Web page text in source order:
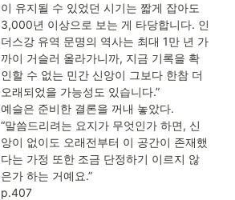
이 유지될 수 있었던 시기는 짧게 잡아도
3,000년 이상으로 보는 게 타당합니다. 인
더스강 유역 문명의 역사는 최대 1만 년 가
까이 거슬러 올라가니까, 지금 기록을 확
인할 수 없는 민간 신앙이 그보다 한참 더
오래되었을 가능성도 있습니다.”
예슬은 준비한 결론을 꺼내 놓았다.
“말씀드리려는 요지가 무엇인가 하면, 신
앙이 없이도 오래전부터 이 공간이 존재했
다는 가정 또한 조금 단정하기 이르지 않
은가 하는 거예요.”
p.407